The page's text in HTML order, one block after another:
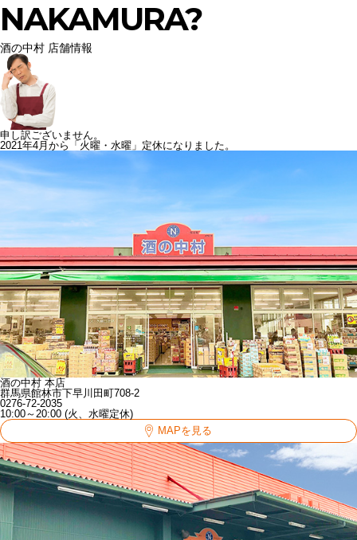
NAKAMURA?
酒の中村 店舗情報
申し訳ございません。
2021年4月から「火曜・水曜」定休になりました。
酒の中村 本店
群馬県館林市下早川田町708-2
0276-72-2035
10:00～20:00 (火、水曜定休)
MAPを見る